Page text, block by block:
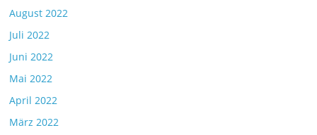
August 2022
Juli 2022
Juni 2022
Mai 2022
April 2022
März 2022